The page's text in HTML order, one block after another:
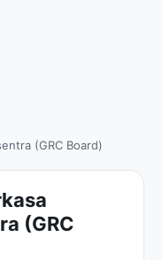
(GRC Board)
(GRC